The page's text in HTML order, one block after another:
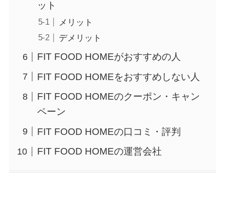
ット
メリット
デメリット
FIT FOOD HOMEがおすすめの人
FIT FOOD HOMEをおすすめしない人
FIT FOOD HOMEのクーポン・キャン
ペーン
FIT FOOD HOMEの口コミ・評判
FIT FOOD HOMEの運営会社